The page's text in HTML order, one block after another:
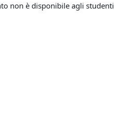
non è disponibile agli studenti